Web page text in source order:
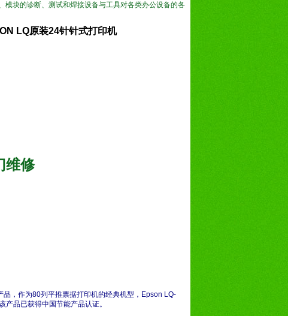
块的诊断、测试和焊接设备与工具对各类办公设备的各
LQ原装24针针式打印机
维修
，作为80列平推票据打印机的经典机型，Epson LQ-
品已获得中国节能产品认证。